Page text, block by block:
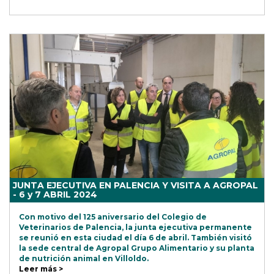
JUNTA EJECUTIVA EN PALENCIA Y VISITA A AGROPAL
- 6 y 7 ABRIL 2024
Con motivo del 125 aniversario del Colegio de
Veterinarios de Palencia, la junta ejecutiva permanente
se reunió en esta ciudad el día 6 de abril. También visitó
la sede central de Agropal Grupo Alimentario y su planta
de nutrición animal en Villoldo.
Leer más >